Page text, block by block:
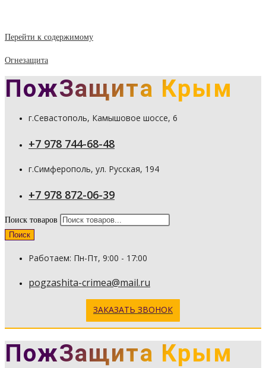
Перейти к содержимому
Огнезащита
ПожЗащита Крым
г.Севастополь, Камышовое шоссе, 6
+7 978 744-68-48
г.Симферополь, ул. Русская, 194
+7 978 872-06-39
Поиск товаров
Поиск
Работаем: Пн-Пт, 9:00 - 17:00
pogzashita-crimea@mail.ru
ЗАКАЗАТЬ ЗВОНОК
ПожЗащита Крым